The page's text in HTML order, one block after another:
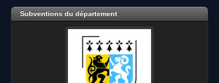
Subventions du département